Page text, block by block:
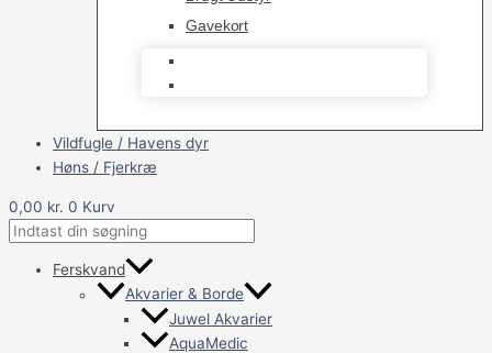
Gavekort
Vildfugle / Havens dyr
Høns / Fjerkræ
0,00 kr. 0 Kurv
Ferskvand
Akvarier & Borde
Juwel Akvarier
AquaMedic